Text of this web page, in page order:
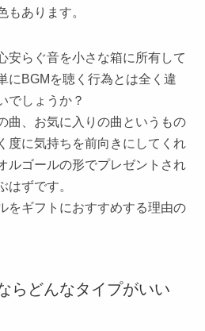
もあります。
安らぐ音を小さな箱に所有して
にBGMを聴く行為とは全く違
でしょうか？
曲、お気に入りの曲というもの
度に気持ちを前向きにしてくれ
ルゴールの形でプレゼントされ
はずです。
をギフトにおすすめする理由の
らどんなタイプがいい